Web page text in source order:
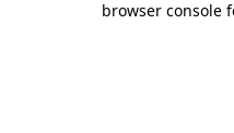
browser console